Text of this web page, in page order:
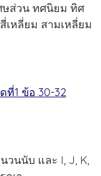
ษส่วน ทศนิยม ทิศ
เหลี่ยม สามเหลี่ยม
ที่1 ข้อ 30-32
วนนับ และ I, J, K,